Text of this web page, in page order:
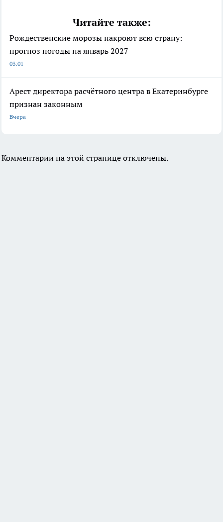
Читайте также:
Рождественские морозы накроют всю страну:
прогноз погоды на январь 2027
03:01
Арест директора расчётного центра в Екатеринбурге
признан законным
Вчера
Комментарии на этой странице отключены.